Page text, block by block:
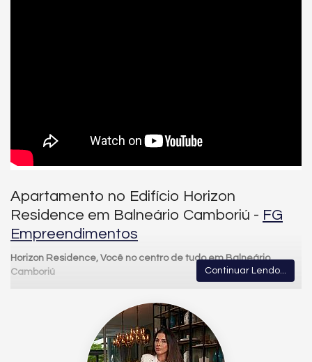
Apartamento no Edifício Horizon
Residence em Balneário Camboriú - FG
Empreendimentos
Horizon Residence, Você no centro de tudo em Balneário
Camboriú
oferece uma localização privilegiada, cercada por
conveniência, lazer e o melhor da vida urbana. Um endereço
que conecta você a tudo o que move o seu cotidiano, com o
horizonte sempre ao alcance dos olhos.
Continuar Lendo...